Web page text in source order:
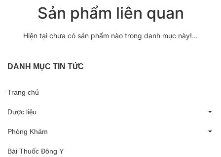
Sản phẩm liên quan
Hiện tại chưa có sản phẩm nào trong danh mục này!...
DANH MỤC TIN TỨC
Trang chủ
Dược liệu
Phòng Khám
Bài Thuốc Đông Y